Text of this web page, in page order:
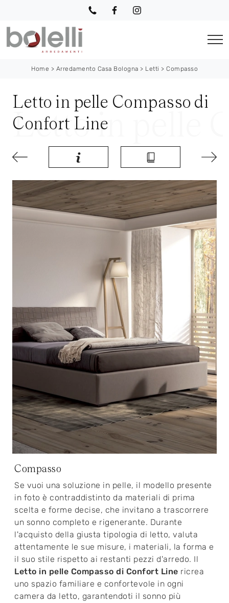
Home > Arredamento Casa Bologna > Letti > Compasso
Letto in pelle Compasso di
Confort Line
Compasso
Se vuoi una soluzione in pelle, il modello presente
in foto è contraddistinto da materiali di prima
scelta e forme decise, che invitano a trascorrere
un sonno completo e rigenerante. Durante
l'acquisto della giusta tipologia di letto, valuta
attentamente le sue misure, i materiali, la forma e
il suo stile rispetto ai restanti pezzi d'arredo. Il
Letto in pelle Compasso di Confort Line ricrea
uno spazio familiare e confortevole in ogni
camera da letto, garantendoti il sonno più